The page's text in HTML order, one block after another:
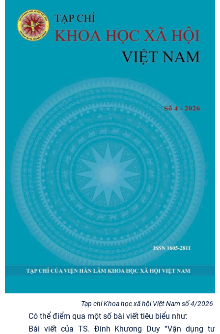
Tạp chí Khoa học xã hội Việt Nam số 4/2026
Có thể điểm qua một số bài viết tiêu biểu như:
Bài viết của TS. Đinh Khương Duy “Vận dụng tư